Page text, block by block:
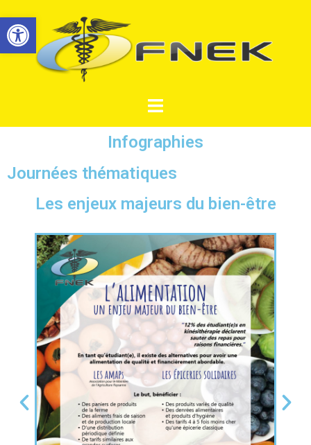
Ouvrir la barre d’outils
Infographies
Journées thématiques
Les enjeux majeurs du bien-être